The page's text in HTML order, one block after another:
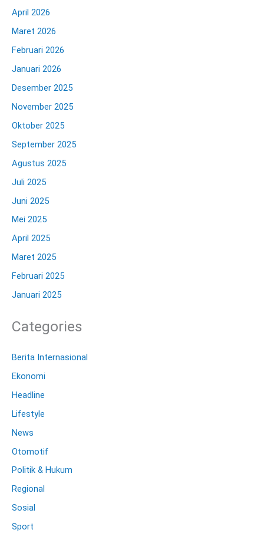
April 2026
Maret 2026
Februari 2026
Januari 2026
Desember 2025
November 2025
Oktober 2025
September 2025
Agustus 2025
Juli 2025
Juni 2025
Mei 2025
April 2025
Maret 2025
Februari 2025
Januari 2025
Categories
Berita Internasional
Ekonomi
Headline
Lifestyle
News
Otomotif
Politik & Hukum
Regional
Sosial
Sport